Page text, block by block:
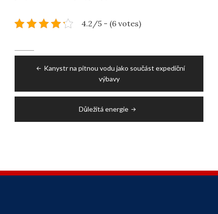
4.2/5 - (6 votes)
navigation
Kanystr na pitnou vodu jako součást expediční
výbavy
Důležitá energie